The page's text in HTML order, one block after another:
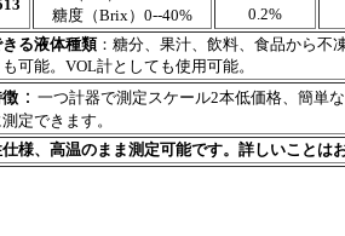
糖度（Brix）0--40%
0.2%
る液体種類：糖分、果汁、飲料、食品から不
可能。VOL計としても使用可能。
： 一つ計器で測定スケール2本低価格、簡単
定できます。
様、高温のまま測定可能です。詳しいことは